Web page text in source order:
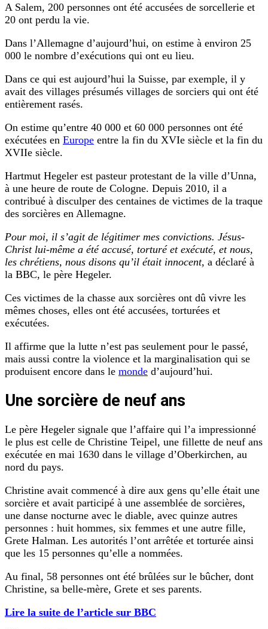
A Salem, 200 personnes ont été accusées de sorcellerie et
20 ont perdu la vie.
Dans l’Allemagne d’aujourd’hui, on estime à environ 25
000 le nombre d’exécutions qui ont eu lieu.
Dans ce qui est aujourd’hui la Suisse, par exemple, il y
avait des villages présumés villages de sorciers qui ont été
entièrement rasés.
On estime qu’entre 40 000 et 60 000 personnes ont été
exécutées en Europe entre la fin du XVIe siècle et la fin du
XVIIe siècle.
Hartmut Hegeler est pasteur protestant de la ville d’Unna,
à une heure de route de Cologne. Depuis 2010, il a
contribué à disculper des centaines de victimes de la traque
des sorcières en Allemagne.
Pour moi, il s’agit de légitimer mes convictions. Jésus-
Christ lui-même a été accusé, torturé et exécuté, et nous,
les chrétiens, nous disons qu’il était innocent, a déclaré à
la BBC, le père Hegeler.
Ces victimes de la chasse aux sorcières ont dû vivre les
mêmes choses, elles ont été accusées, torturées et
exécutées.
Il affirme que la lutte n’est pas seulement pour le passé,
mais aussi contre la violence et la marginalisation qui se
produisent encore dans le monde d’aujourd’hui.
Une sorcière de neuf ans
Le père Hegeler signale que l’affaire qui l’a impressionné
le plus est celle de Christine Teipel, une fillette de neuf ans
exécutée en mai 1630 dans le village d’Oberkirchen, au
nord du pays.
Christine avait commencé à dire aux gens qu’elle était une
sorcière et avait participé à une assemblée de sorcières,
une danse nocturne avec le diable, avec quinze autres
personnes : huit hommes, six femmes et une autre fille,
Grete Halman. Les autorités l’ont arrêtée et torturée ainsi
que les 15 personnes qu’elle a nommées.
Au final, 58 personnes ont été brûlées sur le bûcher, dont
Christine, sa belle-mère, Grete et ses parents.
Lire la suite de l’article sur BBC